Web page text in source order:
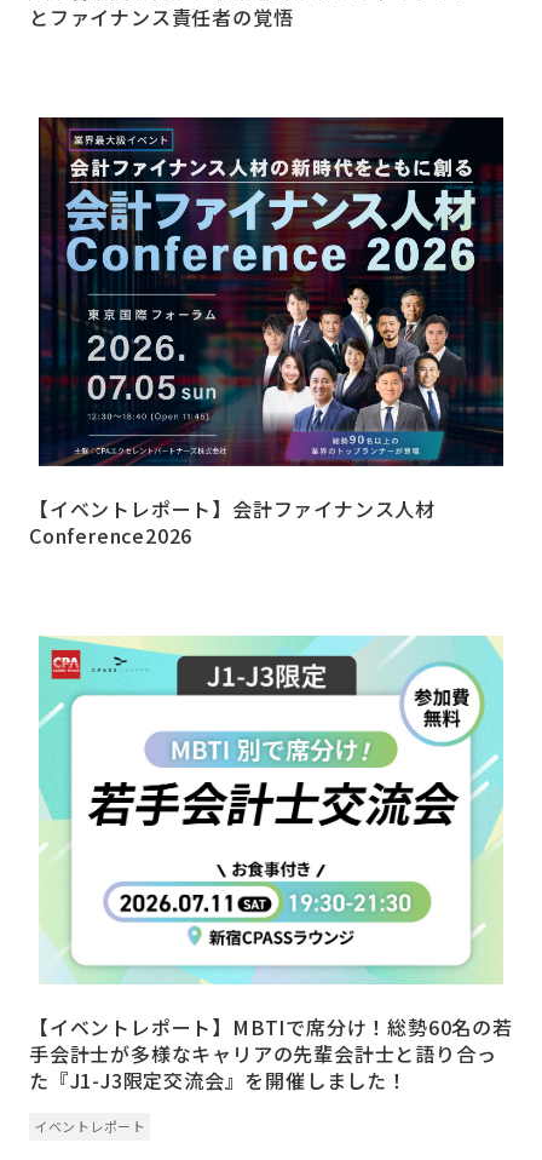
とファイナンス責任者の覚悟
【イベントレポート】会計ファイナンス人材
Conference2026
【イベントレポート】MBTIで席分け！総勢60名の若
手会計士が多様なキャリアの先輩会計士と語り合っ
た『J1-J3限定交流会』を開催しました！
イベントレポート